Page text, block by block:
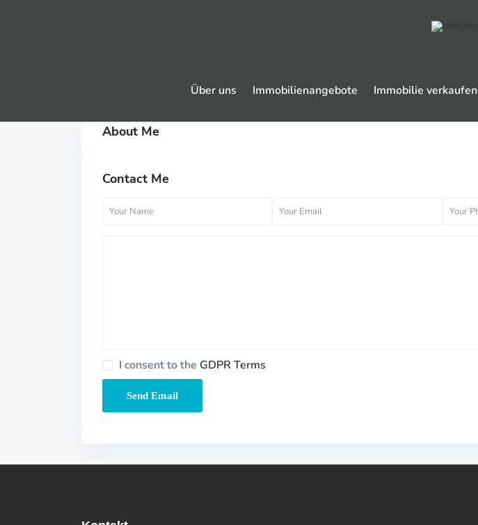
Über uns Immobilienangebote Immobilie verkaufen
About Me
Contact Me
I consent to the GDPR Terms